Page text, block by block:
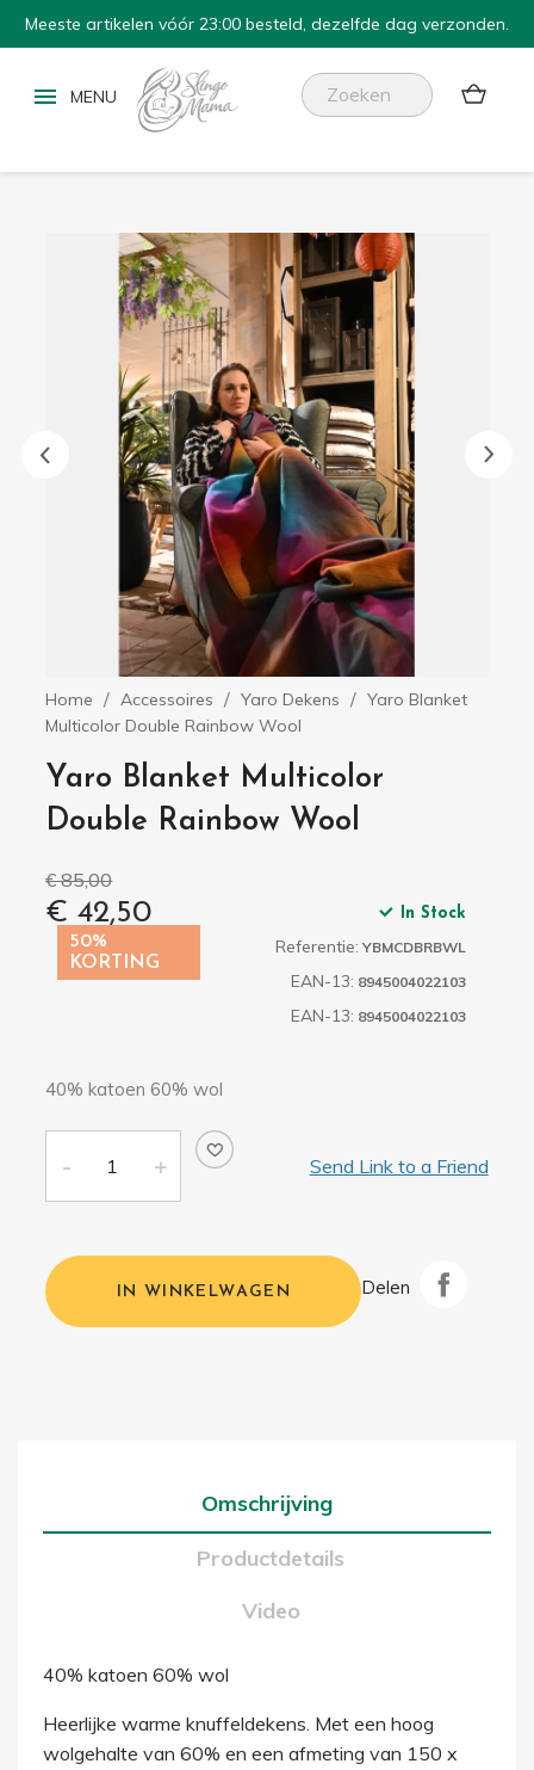
Meeste artikelen vóór 23:00 besteld, dezelfde dag verzonden.

Home Accessoires Yaro Dekens
Yaro Blanket
Multicolor Double Rainbow Wool
Yaro Blanket Multicolor
Double Rainbow Wool
€ 85,00
€ 42,50
50%
KORTING
In Stock
Referentie: YBMCDBRBWL
EAN-13: 8945004022103
EAN-13: 8945004022103
40% katoen 60% wol
Send Link to a Friend
IN WINKELWAGEN Delen
Omschrijving
Productdetails
Video
40% katoen 60% wol
Heerlijke warme knuffeldekens. Met een hoog
wolgehalte van 60% en een afmeting van 150 x